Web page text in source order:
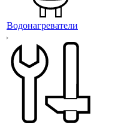
Водонагреватели